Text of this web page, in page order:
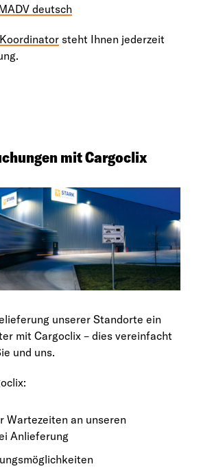
deutsch
steht Ihnen jederzeit
mit Cargoclix
unserer Standorte ein
mit Cargoclix – dies vereinfacht
und uns.
Wartezeiten an unseren
Anlieferung